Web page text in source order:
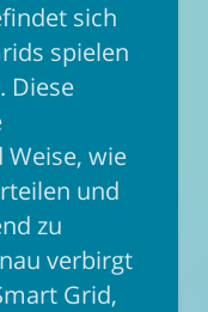
sich
spielen
Diese
wie
und
zu
verbirgt
Grid,